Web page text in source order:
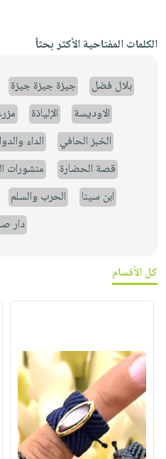
الكلمات المفتاحية الأكثر بحثاً
بلال فضل جيزة جيزة جيزة
الاوديسة
الإلياذة
الخبز الحافي
الداء
قصة الحضارة
منشورات
ابن سينا
الحرب والسلم
دار
كل الأقسام